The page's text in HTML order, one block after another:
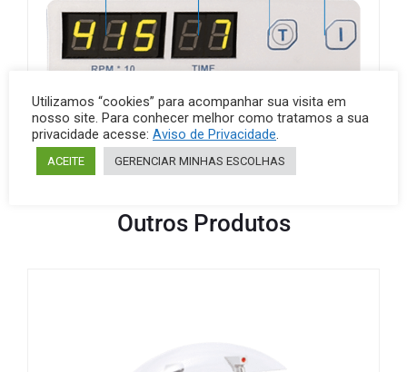
Outros Produtos
Utilizamos “cookies” para acompanhar sua visita em
nosso site. Para conhecer melhor como tratamos a sua
privacidade acesse: Aviso de Privacidade
ACEITE GERENCIAR MINHAS ESCOLHAS